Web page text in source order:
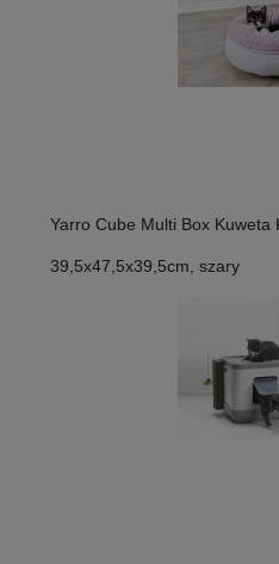
Yarro Cube Multi Box Kuweta
39,5x47,5x39,5cm, szary